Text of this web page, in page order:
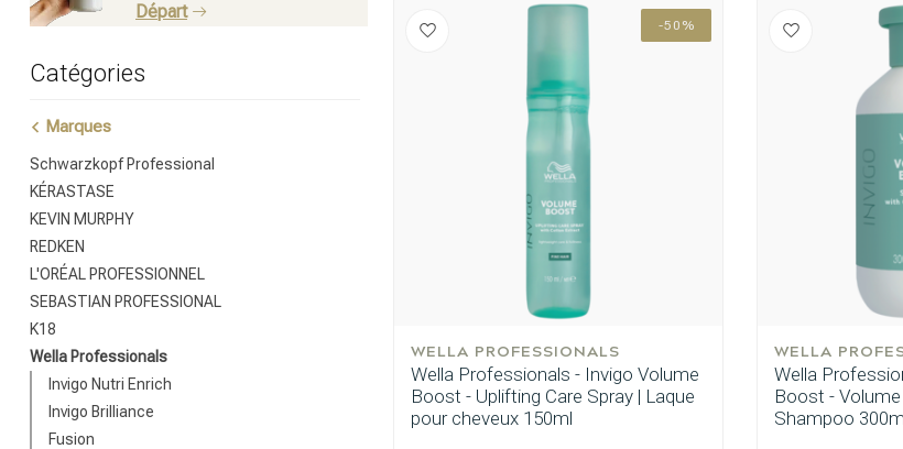
Départ
Catégories
Marques
Schwarzkopf Professional
KÉRASTASE
KEVIN MURPHY
REDKEN
L'ORÉAL PROFESSIONNEL
SEBASTIAN PROFESSIONAL
K18
Wella Professionals
Invigo Nutri Enrich
Invigo Brilliance
Fusion
-50%
WELLA PROFESSIONALS
Wella Professionals - Invigo Volume
Boost - Uplifting Care Spray | Laque
pour cheveux 150ml
WELLA
Wella
Boost -
Shampoo